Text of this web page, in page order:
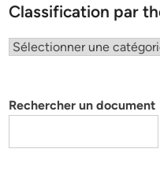
Classification par
Classification
Rechercher un document